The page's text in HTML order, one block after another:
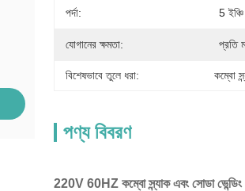
পর্দা: 5 ইঞ্চি
যোগানের ক্ষমতা: প্রতি
বিশেষভাবে তুলে ধরা: কম্বো
পণ্য বিবরণ
220V 60HZ কম্বো স্ন্যাক এবং সোডা